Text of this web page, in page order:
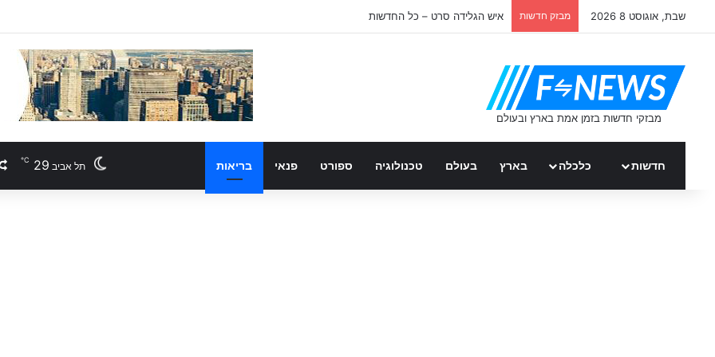
שבת, אוגוסט 8 2026 מבזק חדשות איש הגלידה סרט – כל החדשות
חדשות כלכלה בארץ בעולם טכנולוגיה ספורט פנאי בריאות תל אביב 29
℃